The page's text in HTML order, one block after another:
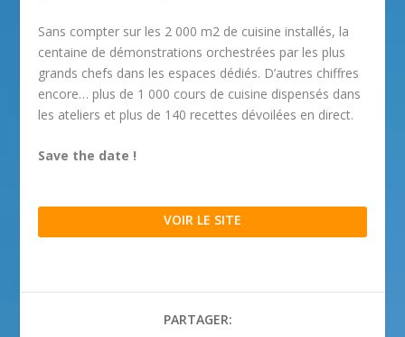
Sans compter sur les 2 000 m2 de cuisine installés, la
centaine de démonstrations orchestrées par les plus
grands chefs dans les espaces dédiés. D’autres chiffres
encore… plus de 1 000 cours de cuisine dispensés dans
les ateliers et plus de 140 recettes dévoilées en direct.
Save the date !
VOIR LE SITE
PARTAGER: